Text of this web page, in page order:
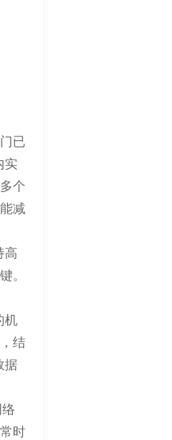
已
实
个
减
高
。
机
结
据
时